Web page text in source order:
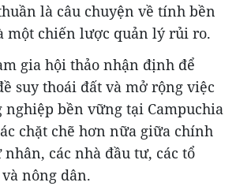
là câu chuyện về tính bền
một chiến lược quản lý rủi ro.
gia hội thảo nhận định để
suy thoái đất và mở rộng việc
bền vững tại Campuchia
chặt chẽ hơn nữa giữa chính
các nhà đầu tư, các tổ
nông dân.
được 11 bộ hài cốt liệt sỹ trên